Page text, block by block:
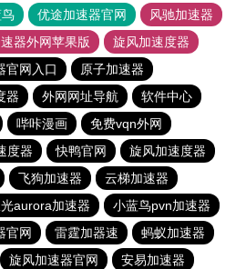
优途加速器官网
风驰加速器
器外网苹果版
旋风加速度器
官网入口
原子加速器
器 外网网址导航
软件中心
哔咔漫画
免费vqn外网
度器 快鸭官网
旋风加速度器
飞狗加速器
云梯加速器
aurora加速器
小蓝鸟pvn加速器
官网 雷霆加器速
蚂蚁加速器
旋风加速器官网 安易加速器